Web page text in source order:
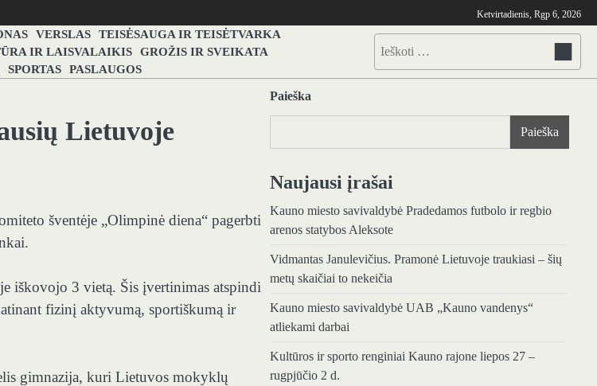
Ketvirtadienis, Rgp 6, 2026
VERSLAS TEISĖSAUGA IR TEISĖTVARKA
IR LAISVALAIKIS GROŽIS IR SVEIKATA
SPORTAS PASLAUGOS
Ieškoti:
Lietuvoje
šventėje „Olimpinė diena“ pagerbti
iškovojo 3 vietą. Šis įvertinimas atspindi
fizinį aktyvumą, sportiškumą ir
gimnazija, kuri Lietuvos mokyklų
Paieška
Paieška
Naujausi įrašai
Kauno miesto savivaldybė Pradedamos futbolo ir regbio
arenos statybos Aleksote
Vidmantas Janulevičius. Pramonė Lietuvoje traukiasi – šių
metų skaičiai to nekeičia
Kauno miesto savivaldybė UAB „Kauno vandenys“
atliekami darbai
Kultūros ir sporto renginiai Kauno rajone liepos 27 –
rugpjūčio 2 d.